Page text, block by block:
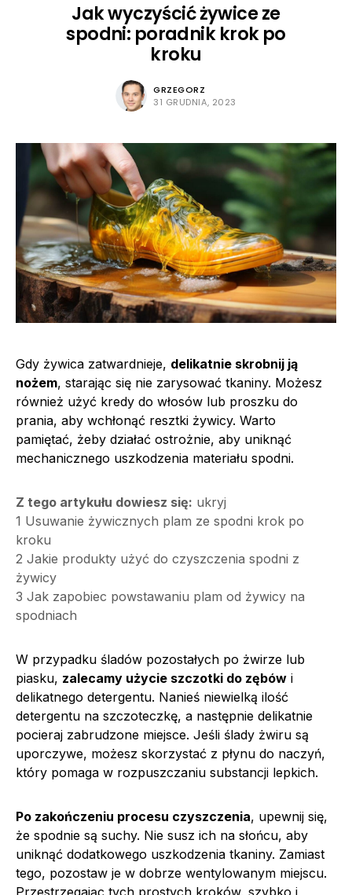
Jak wyczyścić żywice ze
spodni: poradnik krok po
kroku
GRZEGORZ
31 GRUDNIA, 2023
Gdy żywica zatwardnieje, delikatnie skrobnij ją
nożem, starając się nie zarysować tkaniny. Możesz
również użyć kredy do włosów lub proszku do
prania, aby wchłonąć resztki żywicy. Warto
pamiętać, żeby działać ostrożnie, aby uniknąć
mechanicznego uszkodzenia materiału spodni.
Z tego artykułu dowiesz się: ukryj
1 Usuwanie żywicznych plam ze spodni krok po
kroku
2 Jakie produkty użyć do czyszczenia spodni z
żywicy
3 Jak zapobiec powstawaniu plam od żywicy na
spodniach
W przypadku śladów pozostałych po żwirze lub
piasku, zalecamy użycie szczotki do zębów i
delikatnego detergentu. Nanieś niewielką ilość
detergentu na szczoteczkę, a następnie delikatnie
pocieraj zabrudzone miejsce. Jeśli ślady żwiru są
uporczywe, możesz skorzystać z płynu do naczyń,
który pomaga w rozpuszczaniu substancji lepkich.
Po zakończeniu procesu czyszczenia, upewnij się,
że spodnie są suchy. Nie susz ich na słońcu, aby
uniknąć dodatkowego uszkodzenia tkaniny. Zamiast
tego, pozostaw je w dobrze wentylowanym miejscu.
Przestrzegając tych prostych kroków, szybko i